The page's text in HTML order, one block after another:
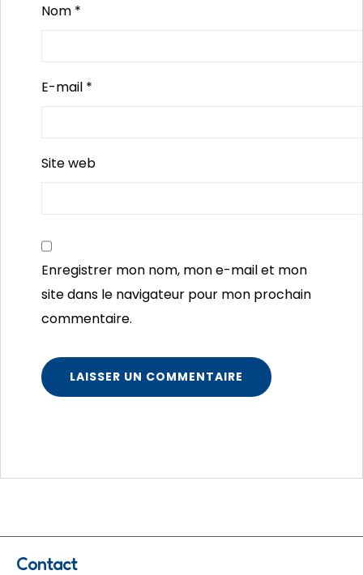
Nom *
E-mail *
Site web
Enregistrer mon nom, mon e-mail et mon
site dans le navigateur pour mon prochain
commentaire.
Contact